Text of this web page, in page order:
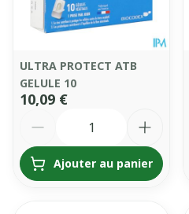
ULTRA PROTECT ATB
GELULE 10
10,09 €
Ajouter au panier